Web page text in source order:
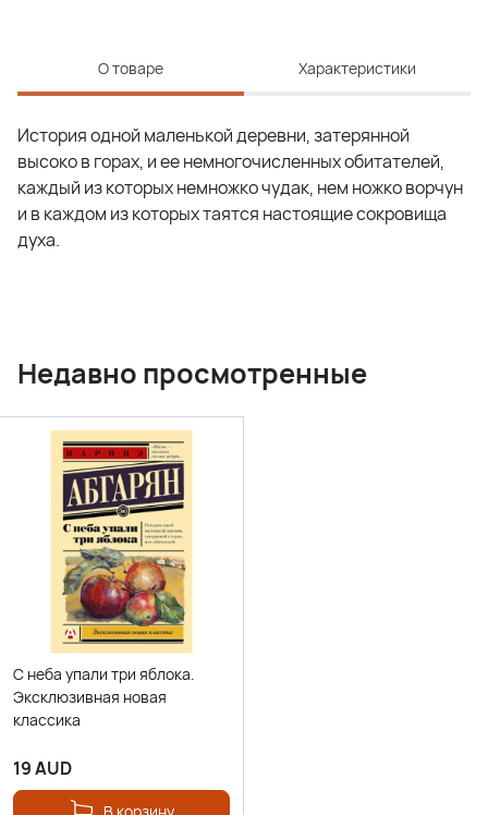
О товаре Характеристики
История одной маленькой деревни, затерянной
высоко в горах, и ее немногочисленных обитателей,
каждый из которых немножко чудак, нем ножко ворчун
и в каждом из которых таятся настоящие сокровища
духа.
Недавно просмотренные
С неба упали три яблока.
Эксклюзивная новая
классика
19AUD